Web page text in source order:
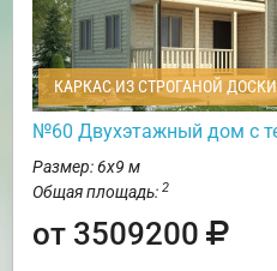
КАРКАС ИЗ СТРОГАНОЙ ДОСКИ
№60 Двухэтажный дом с
Размер: 6х9 м
Общая площадь: 2
от 3509200